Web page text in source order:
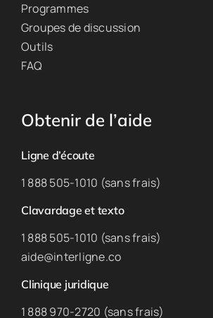
Programmes
Groupes de discussion
Outils
FAQ
Obtenir de l’aide
Ligne d’écoute
1 888 505-1010 (sans frais)
Clavardage et texto
1 888 505-1010 (sans frais)
aide@interligne.co
Clinique juridique
1 888 970-2720 (sans frais)